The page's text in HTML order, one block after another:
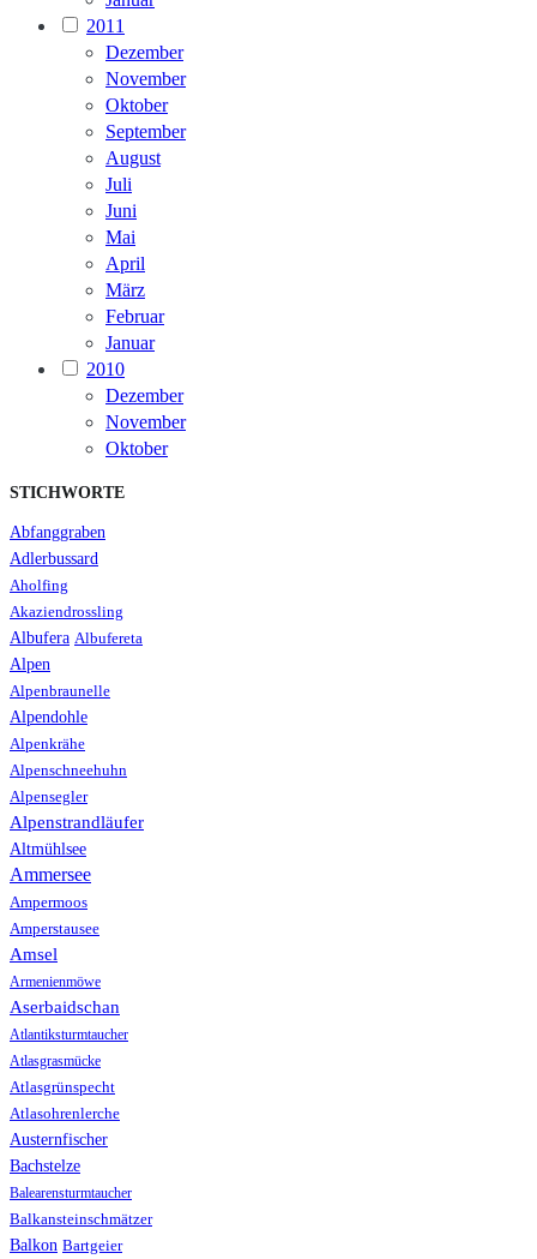
2011
Dezember
November
Oktober
September
August
Juli
Juni
Mai
April
März
Februar
Januar
2010
Dezember
November
Oktober
STICHWORTE
Abfanggraben
Adlerbussard
Aholfing
Akaziendrossling
Albufera Albufereta
Alpen
Alpenbraunelle
Alpendohle
Alpenkrähe
Alpenschneehuhn
Alpensegler
Alpenstrandläufer
Altmühlsee
Ammersee
Ampermoos
Amperstausee
Amsel
Armenienmöwe
Aserbaidschan
Atlantiksturmtaucher
Atlasgrasmücke
Atlasgrünspecht
Atlasohrenlerche
Austernfischer
Bachstelze
Balearensturmtaucher
Balkansteinschmätzer
Balkon Bartgeier